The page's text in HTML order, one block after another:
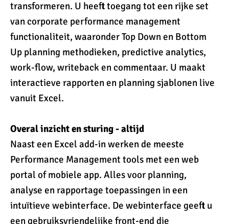
transformeren. U heeft toegang tot een rijke set
van corporate performance management
functionaliteit, waaronder Top Down en Bottom
Up planning methodieken, predictive analytics,
work-flow, writeback en commentaar. U maakt
interactieve rapporten en planning sjablonen live
vanuit Excel.
Overal inzicht en sturing - altijd
Naast een Excel add-in werken de meeste
Performance Management tools met een web
portal of mobiele app. Alles voor planning,
analyse en rapportage toepassingen in een
intuïtieve webinterface. De webinterface geeft u
een gebruiksvriendelijke front-end die